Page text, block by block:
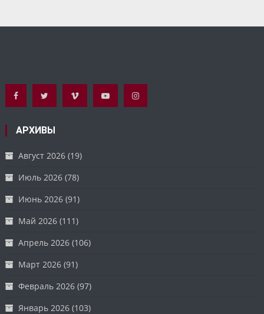
АРХИВЫ
Август 2026 (19)
Июль 2026 (78)
Июнь 2026 (91)
Май 2026 (111)
Апрель 2026 (106)
Март 2026 (91)
Февраль 2026 (97)
Январь 2026 (103)